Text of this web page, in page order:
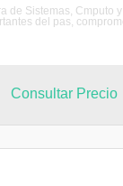
Sistemas, Cmputo
del pas,
Consultar Precio